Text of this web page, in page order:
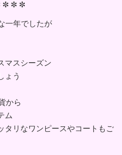
✼ ✼ ✼
一年でしたが
マスシーズン
ょう
から
ム
タリなワンピースやコートもご